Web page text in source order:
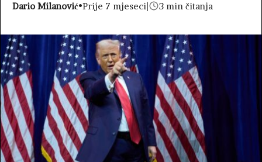
Dario Milanović•Prije 7 mjeseci| 3 min čitanja